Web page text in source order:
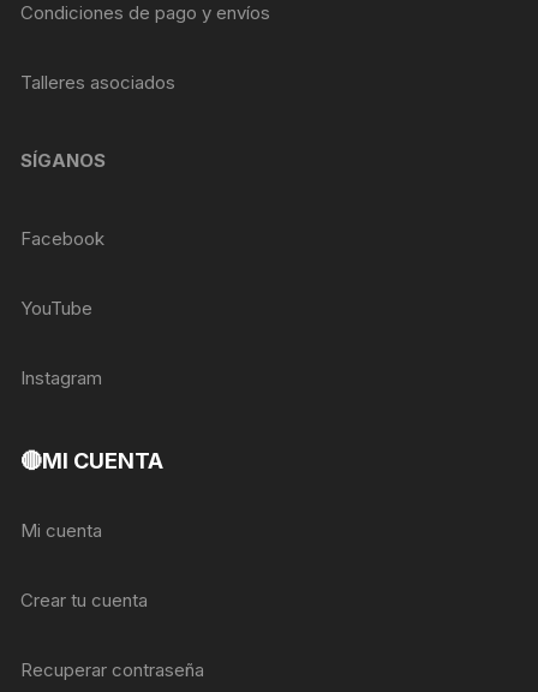
Condiciones de pago y envíos
Talleres asociados
SÍGANOS
Facebook
YouTube
Instagram
🔴MI CUENTA
Mi cuenta
Crear tu cuenta
Recuperar contraseña